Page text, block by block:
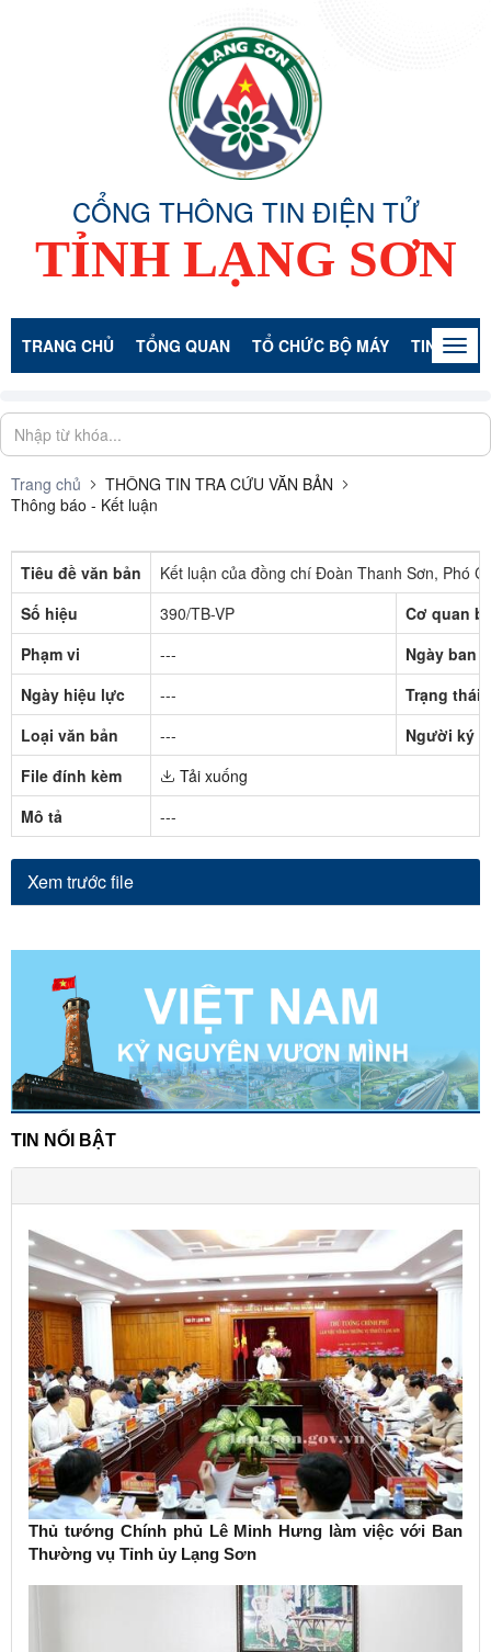
CỔNG THÔNG TIN ĐIỆN TỬ
TỈNH LẠNG SƠN
TRANG CHỦ TỔNG QUAN TỔ CHỨC BỘ MÁY TIN TỨC -
Trang chủ
THÔNG TIN TRA CỨU VĂN BẢN
Thông báo - Kết luận
Tiêu đề văn bản
Kết luận của đồng chí Đoàn Thanh Sơn, Phó
Số hiệu
390/TB-VP
Cơ quan
Phạm vi
---
Ngày ban
Ngày hiệu lực
---
Trạng thái
Loại văn bản
---
Người ký
File đính kèm
Tải xuống
Mô tả
---
Xem trước file
TIN NỔI BẬT
Thủ tướng Chính phủ Lê Minh Hưng làm việc với Ban
Thường vụ Tỉnh ủy Lạng Sơn